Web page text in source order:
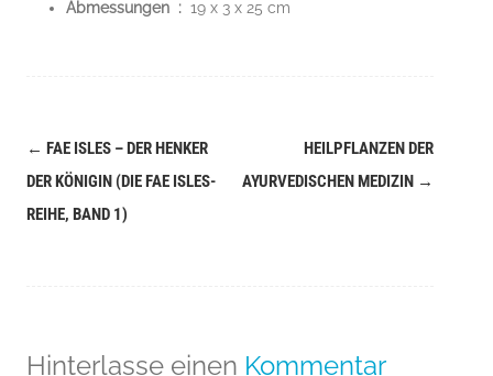
Abmessungen ‏ : ‎ 19 x 3 x 25 cm
Navigation
(Beiträge)
← FAE ISLES – DER HENKER
DER KÖNIGIN (DIE FAE ISLES-
REIHE, BAND 1)
HEILPFLANZEN DER
AYURVEDISCHEN MEDIZIN →
Hinterlasse einen Kommentar